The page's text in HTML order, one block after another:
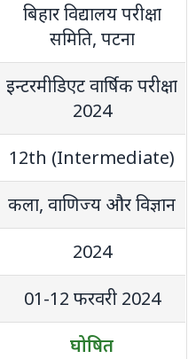
बिहार विद्यालय परीक्षा
समिति, पटना
इन्‍टरमीडिएट वार्षिक परीक्षा
2024
12th (Intermediate)
कला, वाणिज्‍य और विज्ञान
2024
01-12 फरवरी 2024
घोषित